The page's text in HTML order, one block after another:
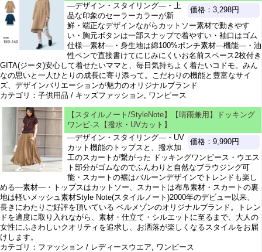
価格：3,298円
―デザイン・スタイリング―・上
品な印象のセーラーカラーが新
鮮・端正なデザインながらカットソー素材で動きやす
い・胸元ボタンは一部スナップで着やすい・袖口はゴム
仕様―素材―・身生地は綿100%ポンチ素材―機能―・油
性ペンで直接書けてにじみにくいお名前スペース2枚付き
GITA(ジータ)安心して着せたいママと、毎日気持ちよく着たいコドモ。みん
なの思いと一人ひとりの成長に寄り添って。こだわりの機能と豊富なサイ
ズ、デザインバリエーションが魅力のオリジナルブランド
カテゴリ：子供用品 / キッズファッション, ワンピース
【スタイルノート/StyleNote】【晴雨兼用】ドッキング
ワンピ-ス【撥水・UVカット】
価格：9,990円
―デザイン・スタイリング―・UV
カット機能のトップスと、撥水加
工のスカートが繋がった ドッキングワンピース・ウエス
ト部分がゴムなのでふんわりと自然なブラウジング可
能・スカートの裾はバルーンデザインでトレンドも楽し
める―素材―・トップスはカットソー、スカートは布帛素材・スカートの裏
地は軽いメッシュ素材Style Note(スタイルノート)2000年のデビュー以来、
長きにわたりご好評を頂いている ベルメゾンのオリジナルブランド。トレン
ドを適度に取り入れながら、素材・仕立て・シルエットに至るまで、大人の
女性にふさわしいクオリティを追求し、お洒落が楽しくなるスタイルをお届
けします。
カテゴリ：ファッション / レディースウエア, ワンピース